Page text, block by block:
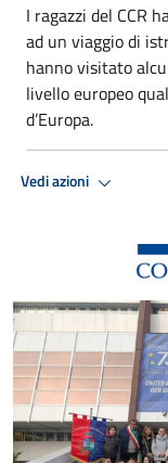
I ragazzi del CCR
ad un viaggio di
hanno visitato
livello europeo
d’Europa.
Vedi azioni